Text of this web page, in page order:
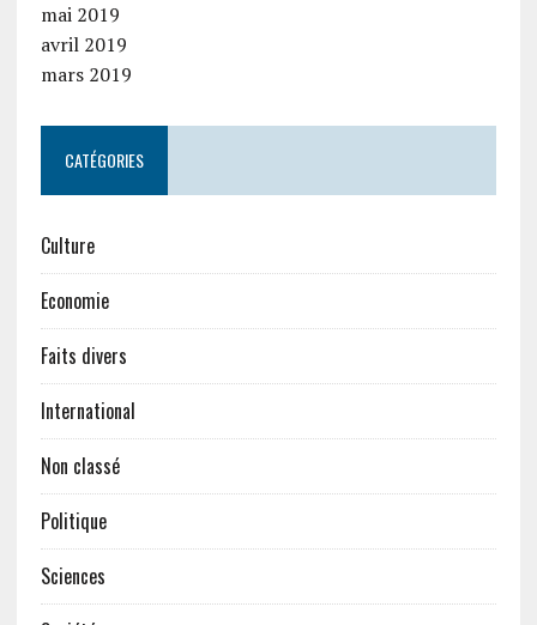
mai 2019
avril 2019
mars 2019
CATÉGORIES
Culture
Economie
Faits divers
International
Non classé
Politique
Sciences